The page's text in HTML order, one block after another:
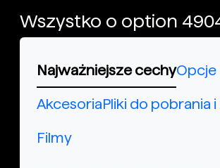
Wszystko o option
Najważniejsze cechyOpcje
AkcesoriaPliki do pobrania
Filmy